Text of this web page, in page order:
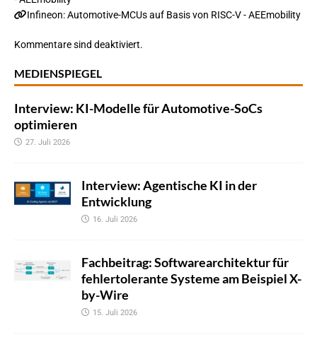
Infineon: Automotive-MCUs auf Basis von RISC-V - AEEmobility
Kommentare sind deaktiviert.
MEDIENSPIEGEL
Interview: KI-Modelle für Automotive-SoCs
optimieren
27. Juli 2026
Interview: Agentische KI in der
Entwicklung
16. Juli 2026
Fachbeitrag: Softwarearchitektur für
fehlertolerante Systeme am Beispiel X-
by-Wire
15. Juli 2026